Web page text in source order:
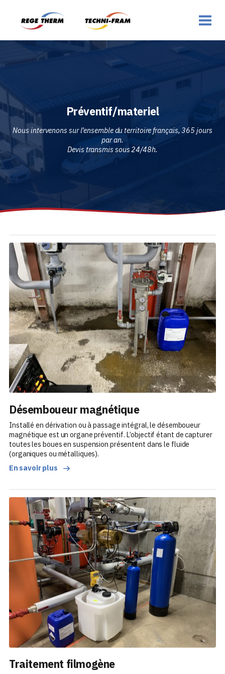
Préventif/materiel
Nous intervenons sur l’ensemble du territoire français, 365 jours
par an.
Devis transmis sous 24/48h.
Désemboueur magnétique
Installé en dérivation ou à passage intégral, le désemboueur
magnétique est un organe préventif. L’objectif étant de capturer
toutes les boues en suspension présentent dans le fluide
(organiques ou métalliques).
En savoir plus
Traitement filmogène